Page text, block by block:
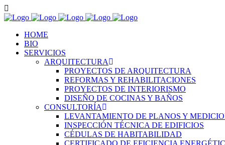
HOME
BIO
SERVICIOS
ARQUITECTURA
PROYECTOS DE ARQUITECTURA
REFORMAS Y REHABILITACIONES
PROYECTOS DE INTERIORISMO
DISEÑO DE COCINAS Y BAÑOS
CONSULTORÍA
LEVANTAMIENTO DE PLANOS Y
INSPECCIÓN TÉCNICA DE EDIFICIOS
CÉDULAS DE HABITABILIDAD
CERTIFICADO DE EFICIENCIA